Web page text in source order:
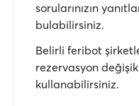
sorularınızın
bulabilirsiniz.
Belirli feribot
rezervasyon
kullanabilirsiniz.